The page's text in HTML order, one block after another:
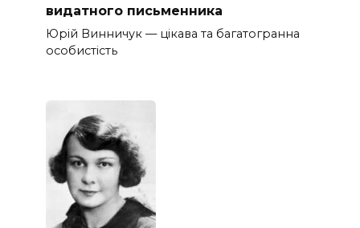
видатного письменника
Юрій Винничук — цікава та багатогранна
особистість